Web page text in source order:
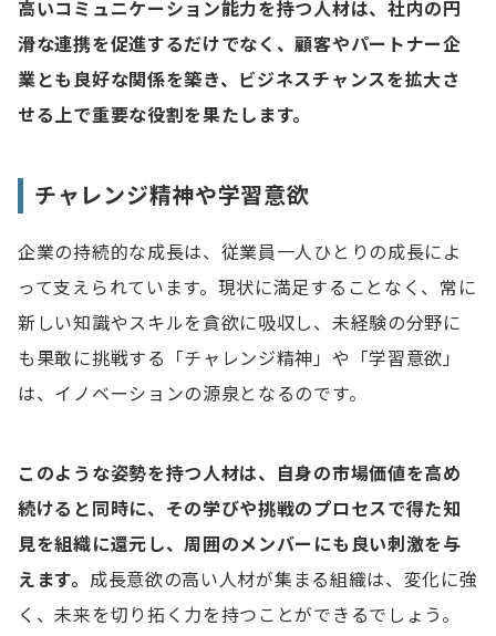
高いコミュニケーション能力を持つ人材は、社内の円
滑な連携を促進するだけでなく、顧客やパートナー企
業とも良好な関係を築き、ビジネスチャンスを拡大さ
せる上で重要な役割を果たします。
チャレンジ精神や学習意欲
企業の持続的な成長は、従業員一人ひとりの成長によ
って支えられています。現状に満足することなく、常に
新しい知識やスキルを貪欲に吸収し、未経験の分野に
も果敢に挑戦する「チャレンジ精神」や「学習意欲」
は、イノベーションの源泉となるのです。
このような姿勢を持つ人材は、自身の市場価値を高め
続けると同時に、その学びや挑戦のプロセスで得た知
見を組織に還元し、周囲のメンバーにも良い刺激を与
えます。 成長意欲の高い人材が集まる組織は、変化に強
く、未来を切り拓く力を持つことができるでしょう。